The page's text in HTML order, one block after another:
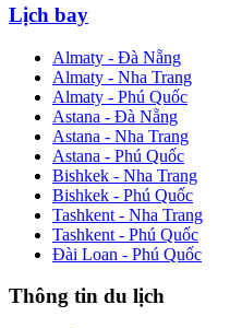
Lịch bay
Almaty - Đà Nẵng
Almaty - Nha Trang
Almaty - Phú Quốc
Astana - Đà Nẵng
Astana - Nha Trang
Astana - Phú Quốc
Bishkek - Nha Trang
Bishkek - Phú Quốc
Tashkent - Nha Trang
Tashkent - Phú Quốc
Đài Loan - Phú Quốc
Thông tin du lịch